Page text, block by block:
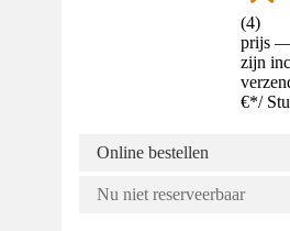
(4)
prijs —
zijn
€*/
Online bestellen
Nu niet reserveerbaar